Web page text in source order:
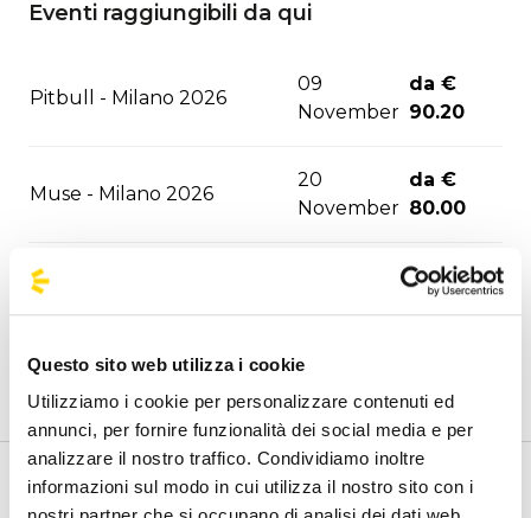
Questo sito web utilizza i cookie
Utilizziamo i cookie per personalizzare contenuti ed
annunci, per fornire funzionalità dei social media e per
analizzare il nostro traffico. Condividiamo inoltre
informazioni sul modo in cui utilizza il nostro sito con i
Eventi raggiungibili da qui
Pitbull - Milano 2026
09
November
da €
90.20
Muse - Milano 2026
20
November
da €
80.00
Korn - Milano 2026
da €
80.00
08
December 72.80
Irama - Napoli 2026
23
December
da €
51.90
Benvenuto nella pagina della fermate ufficiali di